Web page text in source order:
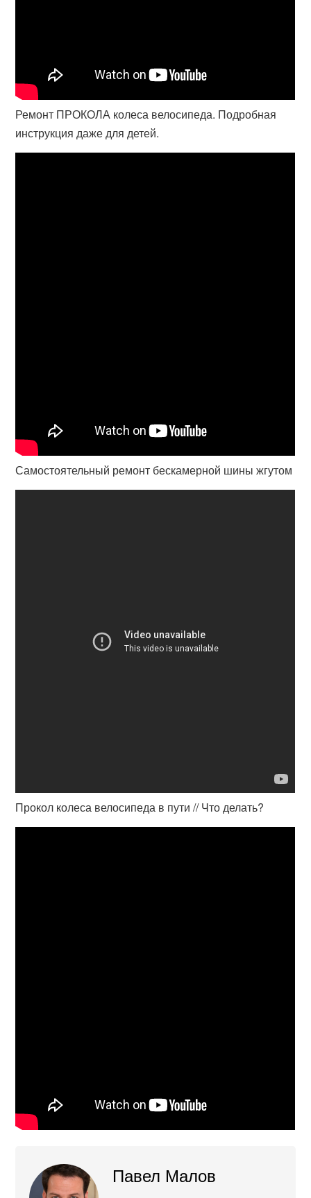
Ремонт ПРОКОЛА колеса велосипеда. Подробная
инструкция даже для детей.
Самостоятельный ремонт бескамерной шины жгутом
Прокол колеса велосипеда в пути // Что делать?
Павел Малов